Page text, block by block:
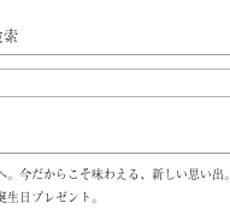
今だからこそ味わえる、新しい思い出。
日プレゼント。